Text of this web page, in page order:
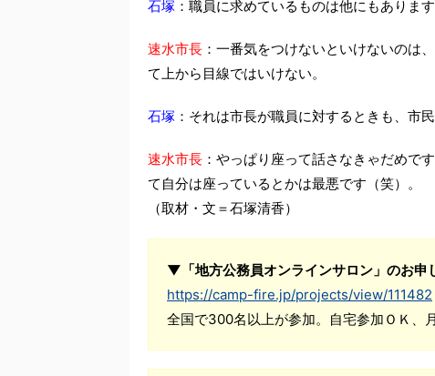
石塚 ：職員に求めているものは他にもあります
速水市長 ：一番気をつけないといけないのは
て上から目線ではいけない。
石塚 ：それは市長が職員に対するときも、市
速水市長 ：やっぱり座って話さなきゃだめで
て自分は座っているとかは最悪です（笑）。
（取材・文＝石塚清香）
▼「地方公務員オンラインサロン」のお申
https://camp-fire.jp/projects/view/111482
全国で300名以上が参加。自宅参加ＯＫ、